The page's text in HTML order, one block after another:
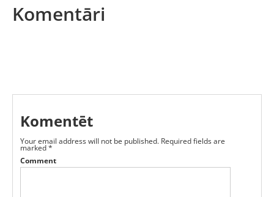
Komentāri
Komentēt
Your email address will not be published. Required fields are
marked*
Comment